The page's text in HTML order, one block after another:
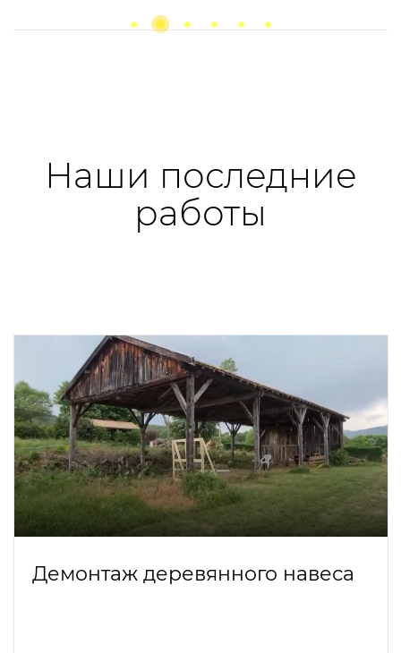
Наши последние
работы
Демонтаж деревянного навеса